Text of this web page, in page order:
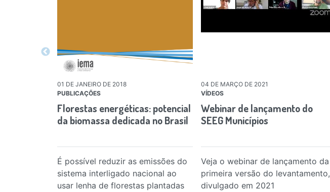
01 DE JANEIRO DE 2018
PUBLICAÇÕES
Florestas energéticas: potencial
da biomassa dedicada no Brasil
É possível reduzir as emissões do
sistema interligado nacional ao
usar lenha de florestas plantadas
04 DE MARÇO DE 2021
VÍDEOS
Webinar de lançamento do
SEEG Municípios
Veja o webinar de lançamento da
primeira versão do levantamento,
divulgado em 2021